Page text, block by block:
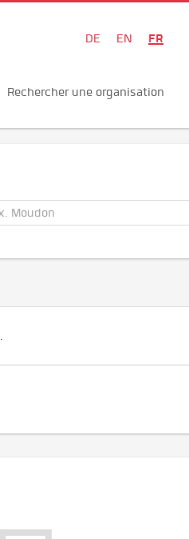
DE EN FR
Rechercher une organisation